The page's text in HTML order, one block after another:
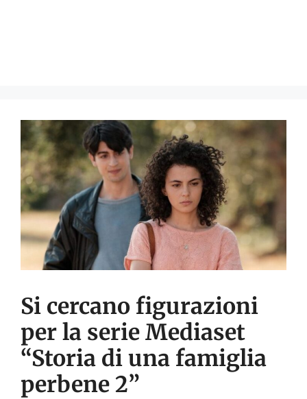
Si cercano figurazioni
per la serie Mediaset
“Storia di una famiglia
perbene 2”